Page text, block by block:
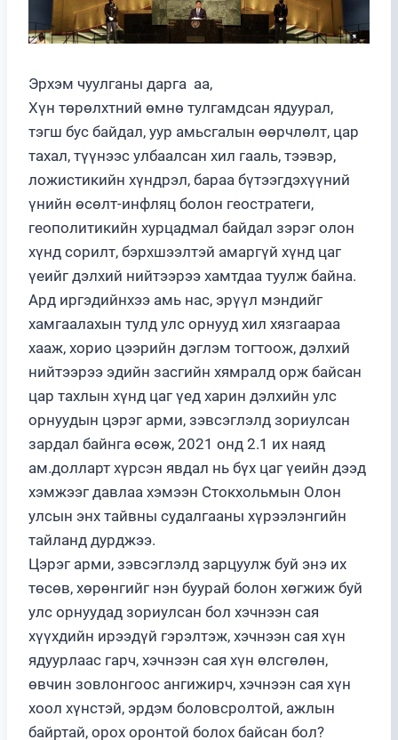
Эрхэм чуулганы дарга аа,
Хүн төрөлхтний өмнө тулгамдсан ядуурал,
тэгш бус байдал, уур амьсгалын өөрчлөлт, цар
тахал, түүнээс улбаалсан хил гааль, тээвэр,
ложистикийн хүндрэл, бараа бүтээгдэхүүний
үнийн өсөлт-инфляц болон геостратеги,
геополитикийн хурцадмал байдал зэрэг олон
хүнд сорилт, бэрхшээлтэй амаргүй хүнд цаг
үеийг дэлхий нийтээрээ хамтдаа туулж байна.
Ард иргэдийнхээ амь нас, эрүүл мэндийг
хамгаалахын тулд улс орнууд хил хязгаараа
хааж, хорио цээрийн дэглэм тогтоож, дэлхий
нийтээрээ эдийн засгийн хямралд орж байсан
цар тахлын хүнд цаг үед харин дэлхийн улс
орнуудын цэрэг арми, зэвсэглэлд зориулсан
зардал байнга өсөж, 2021 онд 2.1 их наяд
ам.долларт хүрсэн явдал нь бүх цаг үеийн дээд
хэмжээг давлаа хэмээн Стокхольмын Олон
улсын энх тайвны судалгааны хүрээлэнгийн
тайланд дурджээ.
Цэрэг арми, зэвсэглэлд зарцуулж буй энэ их
төсөв, хөрөнгийг нэн буурай болон хөгжиж буй
улс орнуудад зориулсан бол хэчнээн сая
хүүхдийн ирээдүй гэрэлтэж, хэчнээн сая хүн
ядуурлаас гарч, хэчнээн сая хүн өлсгөлөн,
өвчин зовлонгоос ангижирч, хэчнээн сая хүн
хоол хүнстэй, эрдэм боловсролтой, ажлын
байртай, орох оронтой болох байсан бол?